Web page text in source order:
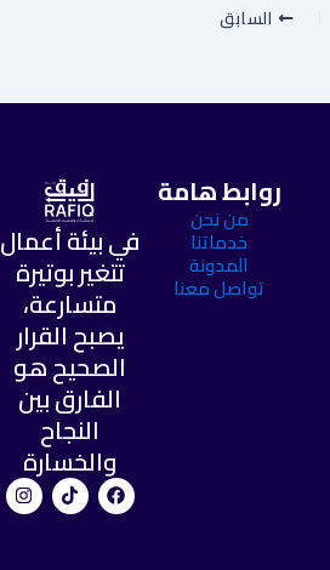
السابق
روابط هامة
من نحن
خدماتنا
المدونة
تواصل معنا
في بيئة أعمال
تتغير بوتيرة
متسارعة،
يصبح القرار
الصحيح هو
الفارق بين
النجاح
والخسارة
F
a
c
T
i
k
I
n
s